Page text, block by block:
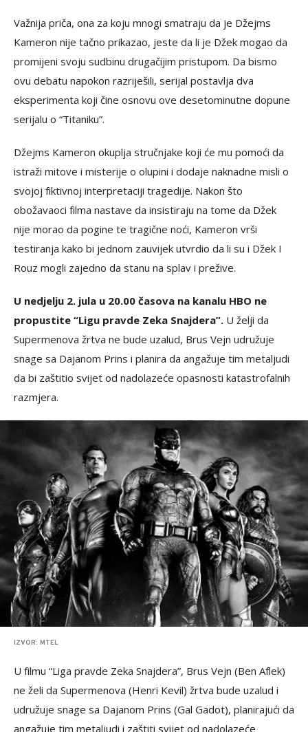
Važnija priča, ona za koju mnogi smatraju da je Džejms
Kameron nije tačno prikazao, jeste da li je Džek mogao da
promijeni svoju sudbinu drugačijim pristupom. Da bismo
ovu debatu napokon razriješili, serijal postavlja dva
eksperimenta koji čine osnovu ove desetominutne dopune
serijalu o “Titaniku”.
Džejms Kameron okuplja stručnjake koji će mu pomoći da
istraži mitove i misterije o olupini i dodaje naknadne misli o
svojoj fiktivnoj interpretaciji tragedije. Nakon što
obožavaoci filma nastave da insistiraju na tome da Džek
nije morao da pogine te tragične noći, Kameron vrši
testiranja kako bi jednom zauvijek utvrdio da li su i Džek I
Rouz mogli zajedno da stanu na splav i prežive.
U nedjelju 2. jula u 20.00 časova na kanalu HBO ne
propustite “Ligu pravde Zeka Snajdera”. U želji da
Supermenova žrtva ne bude uzalud, Brus Vejn udružuje
snage sa Dajanom Prins i planira da angažuje tim metaljudi
da bi zaštitio svijet od nadolazeće opasnosti katastrofalnih
razmjera.
IZVOR: MTEL
U filmu “Liga pravde Zeka Snajdera”, Brus Vejn (Ben Aflek)
ne želi da Supermenova (Henri Kevil) žrtva bude uzalud i
udružuje snage sa Dajanom Prins (Gal Gadot), planirajući da
angažuje tim metaljudi i zaštiti svijet od nadolazeće